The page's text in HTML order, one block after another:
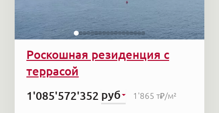
Роскошная резиденция с
террасой
1'085'572'352 руб 1'865 т₽/м²